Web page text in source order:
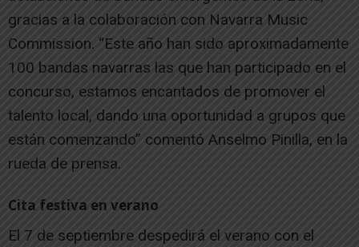
gracias a la colaboración con Navarra Music
Commission. “Este año han sido aproximadamente
100 bandas navarras las que han participado en el
concurso, estamos encantados de promover el
talento local, dando una oportunidad a grupos que
están comenzando” comentó Anselmo Pinilla, en la
rueda de prensa.
Cita festiva en verano
El 7 de septiembre despedirá el verano con el